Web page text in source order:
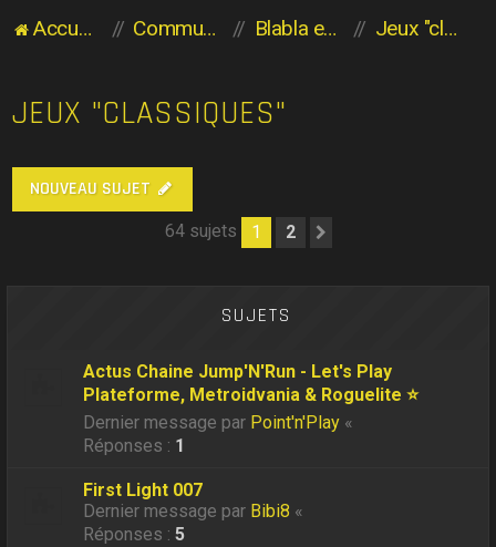
Accueil du forum Communauté des Planaviens Blabla entre Planaviens Jeux "classiques"
JEUX "CLASSIQUES"
NOUVEAU SUJET
64 sujets 1 2
SUJETS
Actus Chaine Jump'N'Run - Let's Play
Plateforme, Metroidvania & Roguelite ⭐
Dernier message par Point'n'Play «
Réponses : 1
First Light 007
Dernier message par Bibi8 «
Réponses :5